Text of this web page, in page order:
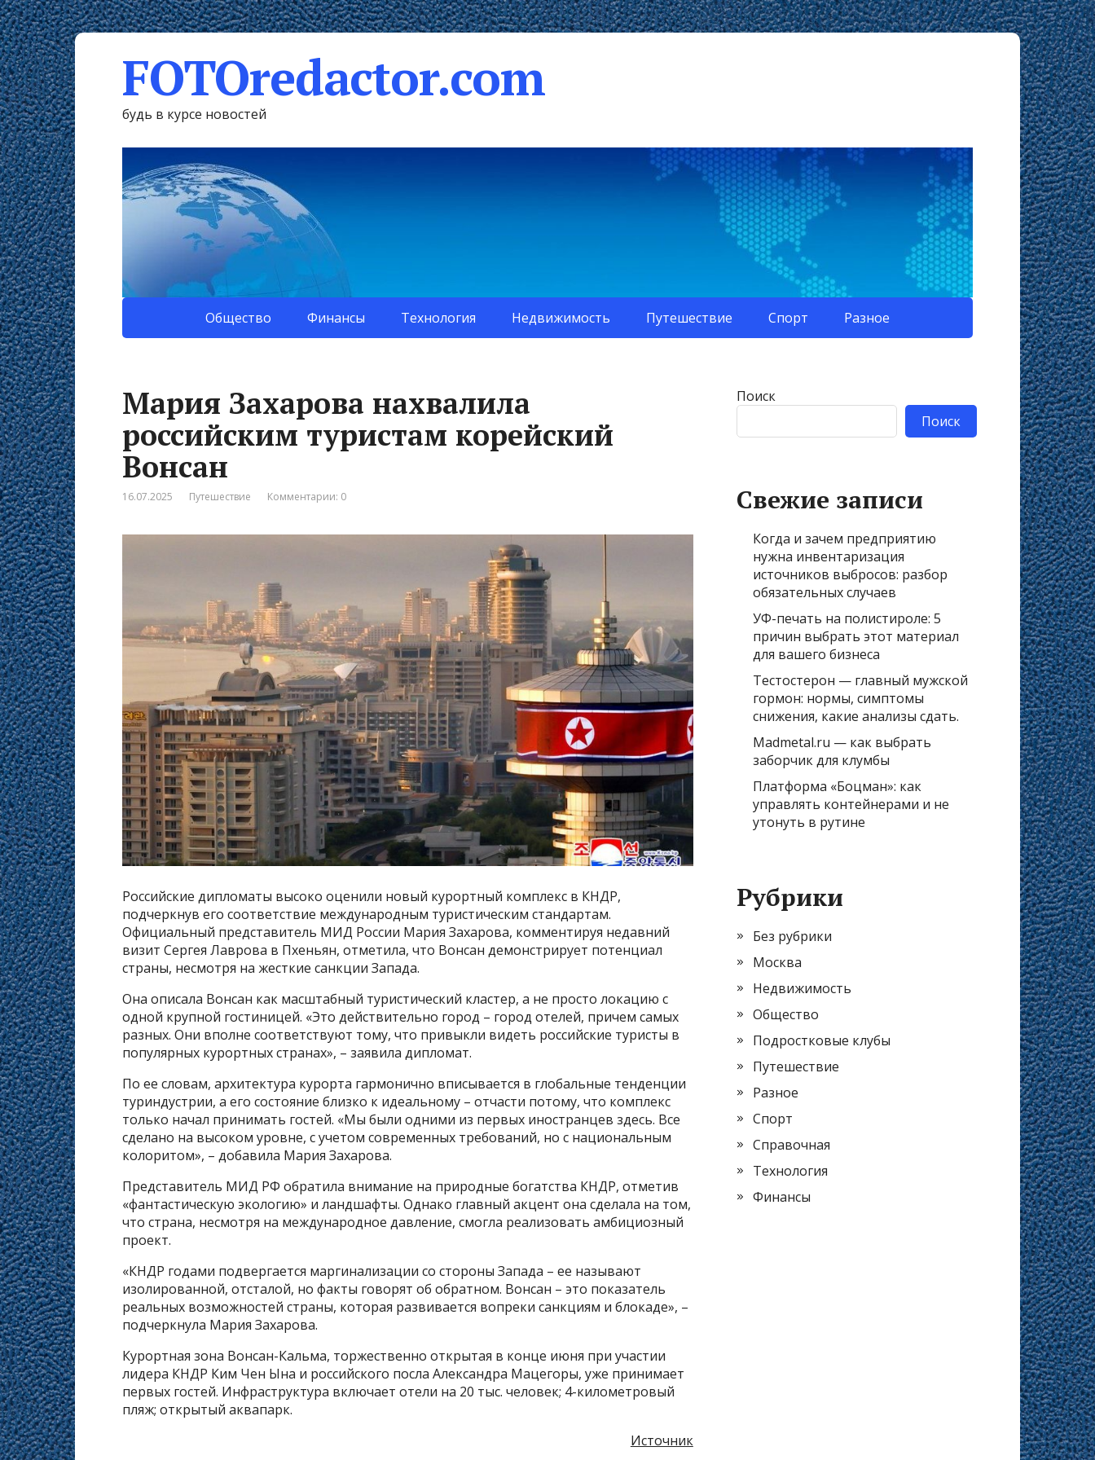
FOTOredactor.com
будь в курсе новостей
Общество Финансы Технология Недвижимость Путешествие Спорт Разное
Мария Захарова нахвалила
российским туристам корейский
Вонсан
16.07.2025 Путешествие Комментарии: 0
Российские дипломаты высоко оценили новый курортный комплекс в КНДР,
подчеркнув его соответствие международным туристическим стандартам.
Официальный представитель МИД России Мария Захарова, комментируя недавний
визит Сергея Лаврова в Пхеньян, отметила, что Вонсан демонстрирует потенциал
страны, несмотря на жесткие санкции Запада.
Она описала Вонсан как масштабный туристический кластер, а не просто локацию с
одной крупной гостиницей. «Это действительно город – город отелей, причем самых
разных. Они вполне соответствуют тому, что привыкли видеть российские туристы в
популярных курортных странах», – заявила дипломат.
По ее словам, архитектура курорта гармонично вписывается в глобальные тенденции
туриндустрии, а его состояние близко к идеальному – отчасти потому, что комплекс
только начал принимать гостей. «Мы были одними из первых иностранцев здесь. Все
сделано на высоком уровне, с учетом современных требований, но с национальным
колоритом», – добавила Мария Захарова.
Представитель МИД РФ обратила внимание на природные богатства КНДР, отметив
«фантастическую экологию» и ландшафты. Однако главный акцент она сделала на том,
что страна, несмотря на международное давление, смогла реализовать амбициозный
проект.
«КНДР годами подвергается маргинализации со стороны Запада – ее называют
изолированной, отсталой, но факты говорят об обратном. Вонсан – это показатель
реальных возможностей страны, которая развивается вопреки санкциям и блокаде», –
подчеркнула Мария Захарова.
Курортная зона Вонсан-Кальма, торжественно открытая в конце июня при участии
лидера КНДР Ким Чен Ына и российского посла Александра Мацегоры, уже принимает
первых гостей. Инфраструктура включает отели на 20 тыс. человек; 4-километровый
пляж; открытый аквапарк.
Источник
Поиск
Поиск
Свежие записи
Когда и зачем предприятию
нужна инвентаризация
источников выбросов: разбор
обязательных случаев
УФ-печать на полистироле: 5
причин выбрать этот материал
для вашего бизнеса
Тестостерон — главный мужской
гормон: нормы, симптомы
снижения, какие анализы сдать.
Madmetal.ru — как выбрать
заборчик для клумбы
Платформа «Боцман»: как
управлять контейнерами и не
утонуть в рутине
Рубрики
Без рубрики
Москва
Недвижимость
Общество
Подростковые клубы
Путешествие
Разное
Спорт
Справочная
Технология
Финансы